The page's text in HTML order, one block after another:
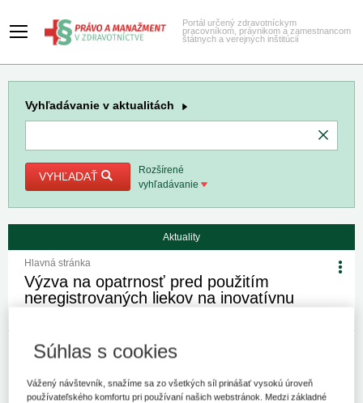
Portál určený zdravotníckym
pracovníkom, právnikom a zamestnancom
štátnych a verejných inštitúcií
Vyhľadávanie v aktualitách
VYHĽADAŤ
Rozšírené
vyhľadávanie
Aktuality
Hlavná stránka
Výzva na opatrnosť pred použitím
neregistrovaných liekov na inovatívnu
31. 3. 2025 Kategória:Spravodajstvo
Štátny ústav pre kontrolu liečiv (ŠÚKL) spoločným vyhlásením s
Súhlas s cookies
Vážený návštevník, snažíme sa zo všetkých síl prinášať vysokú úroveň
používateľského komfortu pri používaní našich webstránok. Medzi základné